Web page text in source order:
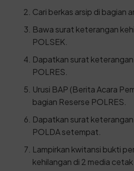
Cari berkas arsip di bagian
Bawa surat keterangan
POLSEK.
Dapatkan surat
POLRES.
Urusi BAP (Berita Acara
bagian Reserse POLRES.
Dapatkan surat
POLDA setempat.
Lampirkan kwitansi bukti
kehilangan di 2 media